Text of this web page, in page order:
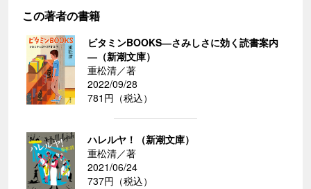
この著者の書籍
ビタミンBOOKS―さみしさに効く読書案内
―（新潮文庫）
重松清／著
2022/09/28
781円（税込）
ハレルヤ！（新潮文庫）
重松清／著
2021/06/24
737円（税込）